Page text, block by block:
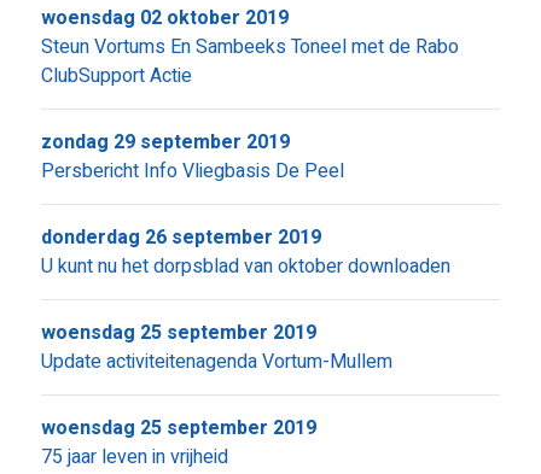
Steun Vortums En Sambeeks Toneel met de Rabo
ClubSupport Actie
woensdag 02 oktober 2019
Persbericht Info Vliegbasis De Peel
zondag 29 september 2019
U kunt nu het dorpsblad van oktober downloaden
donderdag 26 september 2019
Update activiteitenagenda Vortum-Mullem
woensdag 25 september 2019
75 jaar leven in vrijheid
woensdag 25 september 2019